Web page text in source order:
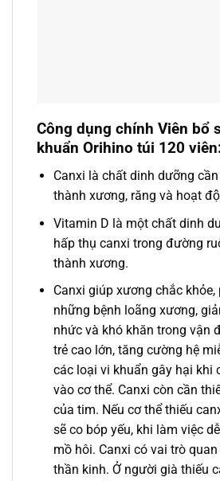
Công dụng chính Viên bổ
khuẩn Orihino túi 120
Canxi là chất dinh dưỡng
thành xương, răng và hoạt
Vitamin D là một chất dinh
hấp thụ canxi trong đường
thành xương.
Canxi giúp xương chắc
những bệnh loãng xương,
nhức và khó khăn trong vận
trẻ cao lớn, tăng cường hệ
các loại vi khuẩn gây hại khi
vào cơ thể. Canxi còn cần
của tim. Nếu cơ thể thiếu
sẽ co bóp yếu, khi làm việc
mồ hôi. Canxi có vai trò
thần kinh. Ở người già thiếu